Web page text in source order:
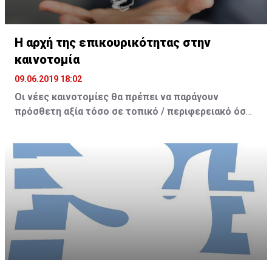
στις διαδικασίες, όχι μόνο διαπραγματεύσεων, αλλά
και στις σχέσεις που αναπτύσσει, συγκρουσιακές
συνήθως, προς το ελληνικό πολιτικό σύστημα.
Η αρχή της επικουρικότητας στην
καινοτομία
09.06.2019 18:02
Οι νέες καινοτομίες θα πρέπει να παράγουν
πρόσθετη αξία τόσο σε τοπικό / περιφερειακό όσο
να αξιοποιήσουν στον μέγιστο δυνατό βαθμό τα
διάφορα ευρωπαϊκά προγράμματα όπως είναι ο
Ορίζοντας Ευρώπη, η Ψηφιακή Ευρώπη, τα ταμεία
της πολιτικής συνοχής κ.ά.
Το παρόν άρθρο αποτελεί μια σύνοψη της
συνεισφοράς μου στο πλαίσιο της πρωτοβουλίας της
Ευρωπαϊκής Επιτροπής των Περιφερειών «Διάλογος